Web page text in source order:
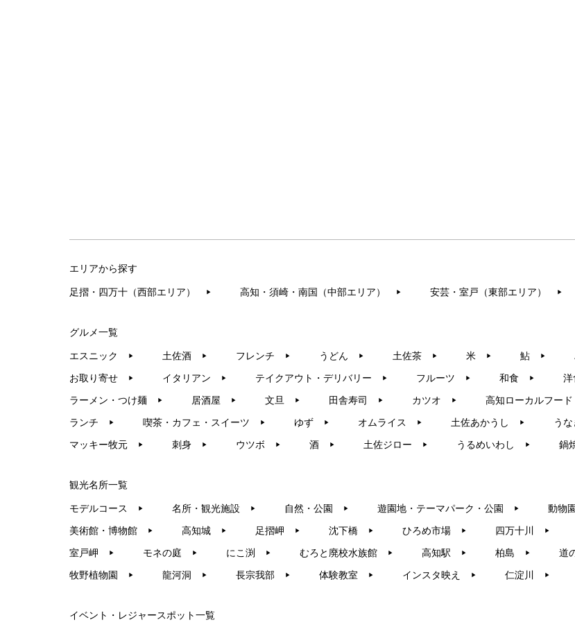
エリアから探す
足摺・四万十（西部エリア） ▶︎ 高知・須崎・南国（中部エリア） ▶︎ 安芸・室戸（東部エリア） ▶︎
グルメ一覧
エスニック ▶︎ 土佐酒 ▶︎ フレンチ ▶︎ うどん ▶︎ 土佐茶 ▶︎ 米 ▶︎ 鮎 ▶︎
お取り寄せ ▶︎ イタリアン ▶︎ テイクアウト・デリバリー ▶︎ フルーツ ▶︎ 和食 ▶︎ 洋
ラーメン・つけ麺 ▶︎ 居酒屋 ▶︎ 文旦 ▶︎ 田舎寿司 ▶︎ カツオ ▶︎ 高知ローカルフード
ランチ ▶︎ 喫茶・カフェ・スイーツ ▶︎ ゆず ▶︎ オムライス ▶︎ 土佐あかうし ▶︎ う
マッキー牧元 ▶︎ 刺身 ▶︎ ウツボ ▶︎ 酒 ▶︎ 土佐ジロー ▶︎ うるめいわし ▶︎ 鍋
観光名所一覧
モデルコース ▶︎ 名所・観光施設 ▶︎ 自然・公園 ▶︎ 遊園地・テーマパーク・公園 ▶︎ 動物
美術館・博物館 ▶︎ 高知城 ▶︎ 足摺岬 ▶︎ 沈下橋 ▶︎ ひろめ市場 ▶︎ 四万十川 ▶︎
室戸岬 ▶︎ モネの庭 ▶︎ にこ渕 ▶︎ むろと廃校水族館 ▶︎ 高知駅 ▶︎ 柏島 ▶︎ 道
牧野植物園 ▶︎ 龍河洞 ▶︎ 長宗我部 ▶︎ 体験教室 ▶︎ インスタ映え ▶︎ 仁淀川 ▶︎
イベント・レジャースポット一覧